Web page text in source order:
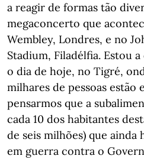
a reagir de formas tão
megaconcerto que
Wembley, Londres, e no
Stadium, Filadélfia. Estou
o dia de hoje, no Tigré,
milhares de pessoas estão
pensarmos que a
cada 10 dos habitantes
de seis milhões) que ainda
em guerra contra o